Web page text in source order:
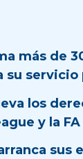
más de
su
los
y la FA
sus